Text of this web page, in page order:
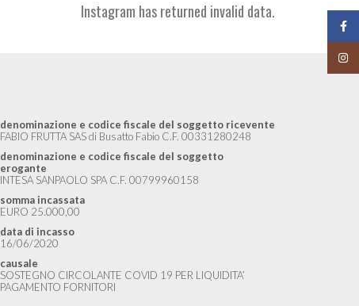
Instagram has returned invalid data.
denominazione e codice fiscale del soggetto ricevente
FABIO FRUTTA SAS di Busatto Fabio C.F. 00331280248
denominazione e codice fiscale del soggetto
erogante
INTESA SANPAOLO SPA C.F. 00799960158
somma incassata
EURO 25.000,00
data di incasso
16/06/2020
causale
SOSTEGNO CIRCOLANTE COVID 19 PER LIQUIDITA’
PAGAMENTO FORNITORI